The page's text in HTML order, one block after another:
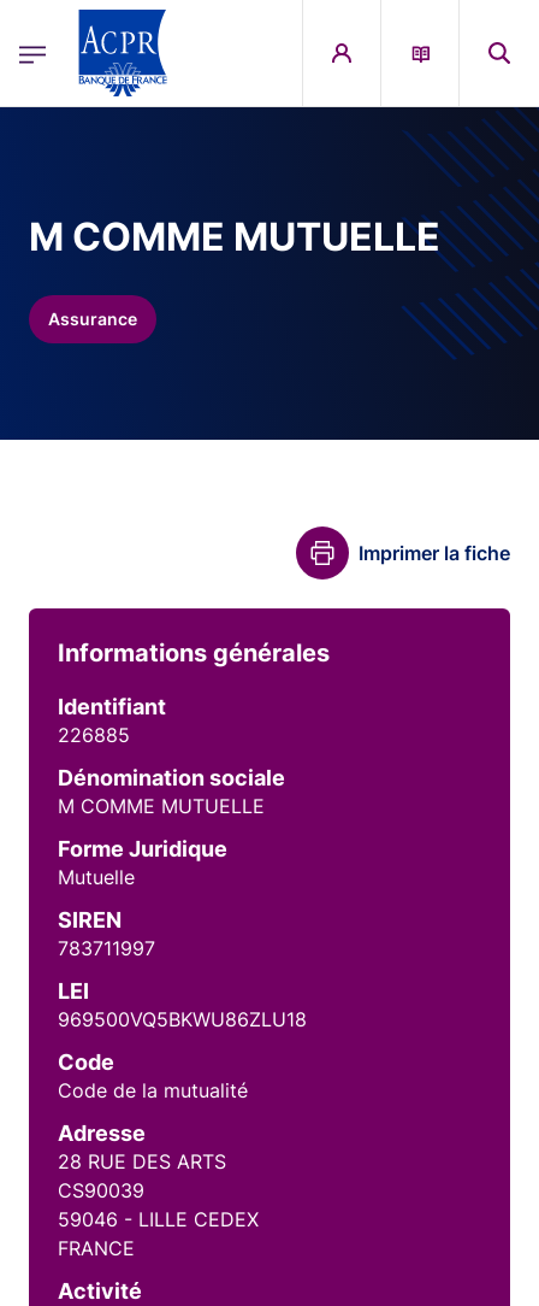
ACPR Menu Principal (French)
M COMME MUTUELLE
Assurance
Imprimer la fiche
Informations générales
Identifiant
226885
Dénomination sociale
M COMME MUTUELLE
Forme Juridique
Mutuelle
SIREN
783711997
LEI
969500VQ5BKWU86ZLU18
Code
Code de la mutualité
Adresse
28 RUE DES ARTS
CS90039
59046 - LILLE CEDEX
FRANCE
Activité